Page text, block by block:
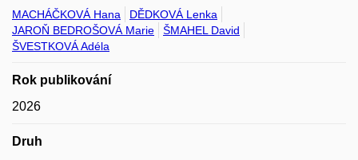
MACHÁČKOVÁ Hana
DĚDKOVÁ Lenka
JAROŇ BEDROŠOVÁ Marie
ŠMAHEL David
ŠVESTKOVÁ Adéla
Rok publikování
2026
Druh